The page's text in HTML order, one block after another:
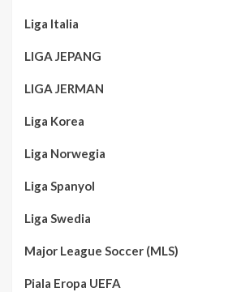
Liga Italia
LIGA JEPANG
LIGA JERMAN
Liga Korea
Liga Norwegia
Liga Spanyol
Liga Swedia
Major League Soccer (MLS)
Piala Eropa UEFA